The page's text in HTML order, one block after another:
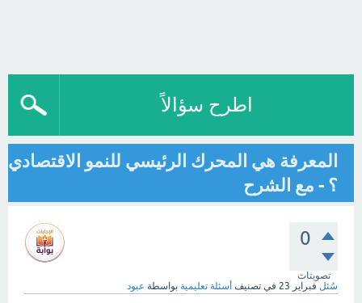
اطرح سؤالاً
المعرفة هي المحرك الرئيسي للنمو الاقتصادي
؟ - مع الشرح
0
تصويتات
سُئل فبراير 23 في تصنيف أسئلة تعليمية بواسطة عبود